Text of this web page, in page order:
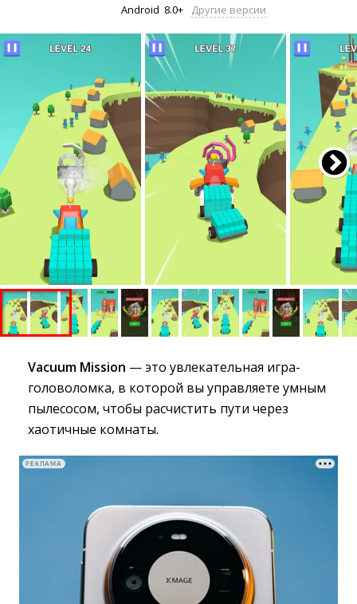
Android 8.0+ Другие версии
Vacuum Mission — это увлекательная игра-
головоломка, в которой вы управляете умным
пылесосом, чтобы расчистить пути через
хаотичные комнаты.
РЕКЛАМА